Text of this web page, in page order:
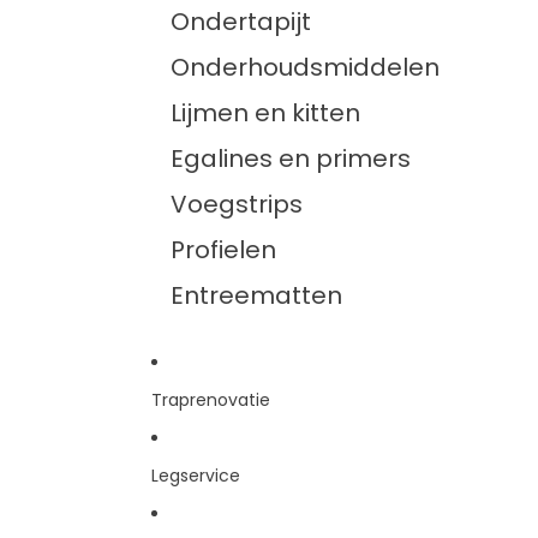
Ondertapijt
Onderhoudsmiddelen
Lijmen en kitten
Egalines en primers
Voegstrips
Profielen
Entreematten
Traprenovatie
Legservice